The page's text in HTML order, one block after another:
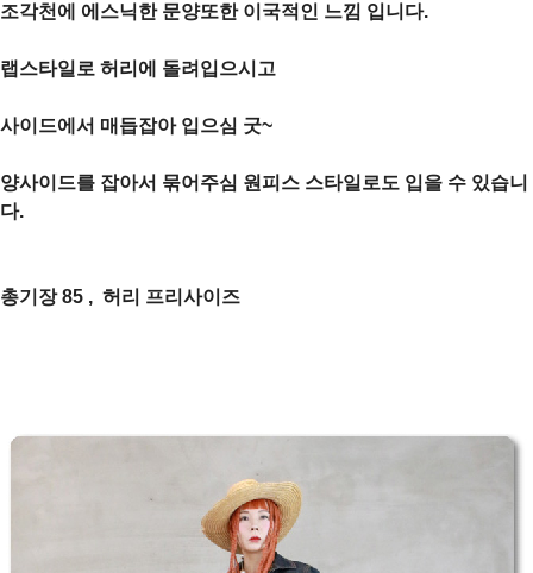
조각천에 에스닉한 문양또한 이국적인 느낌 입니다.
랩스타일로 허리에 돌려입으시고
사이드에서 매듭잡아 입으심 굿~
양사이드를 잡아서 묶어주심 원피스 스타일로도 입을 수 있습니
다.
총기장 85 , 허리 프리사이즈